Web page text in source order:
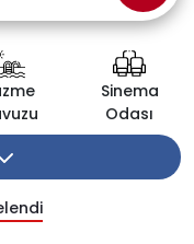
Sinema
Odası